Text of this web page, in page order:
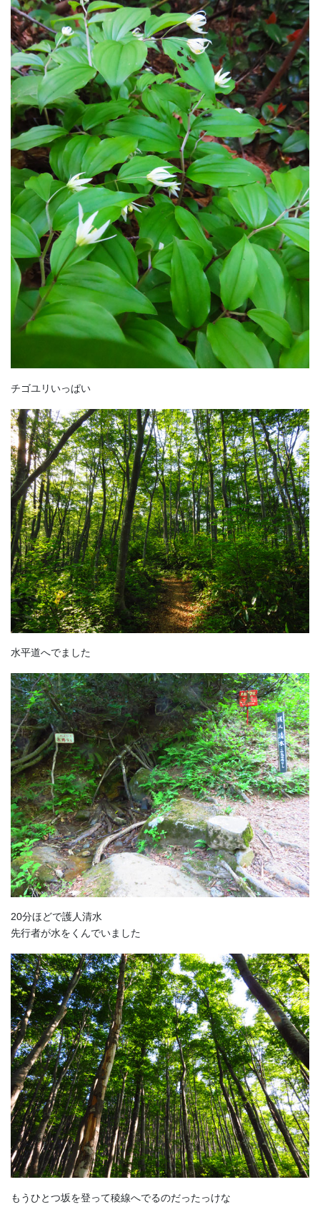
チゴユリいっぱい
水平道へでました
20分ほどで護人清水
先行者が水をくんでいました
もうひとつ坂を登って稜線へでるのだったっけな